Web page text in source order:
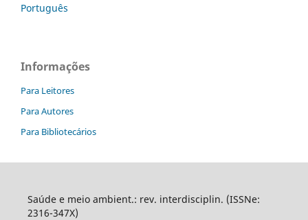
Português
Informações
Para Leitores
Para Autores
Para Bibliotecários
Saúde e meio ambient.: rev. interdisciplin. (ISSNe:
2316-347X)